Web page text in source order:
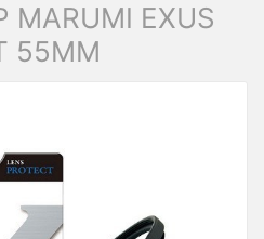
EXUS
55MM